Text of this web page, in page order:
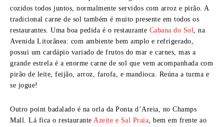
cozidos todos juntos, normalmente servidos com arroz e pirão. A
tradicional carne de sol também é muito presente em todos os
restaurantes. Uma boa pedida é o restaurante Cabana do Sol, na
Avenida Litorânea: com ambiente bem amplo e refrigerado,
possui um cardápio variado de frutos do mar e carnes, mas a
grande estrela é a enorme carne de sol que vem acompanhada com
pirão de leite, feijão, arroz, farofa, e mandioca. Reúna a turma e
se jogue!
Outro point badalado é na orla da Ponta d’Areia, no Champs
Mall. Lá fica o restaurante Azeite e Sal Praia, bem em frente ao